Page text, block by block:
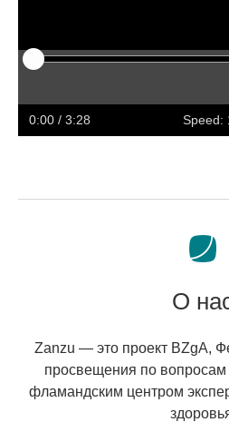
0:00 / 3:28 Speed:
О
Zanzu — это проект BZgA,
просвещения по вопросам
фламандским центром